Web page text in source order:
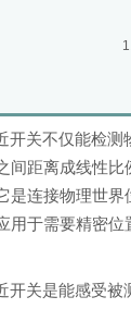
开关不仅能检测
间距离成线性比
是连接物理世
用于需要精密
开关是能感受被